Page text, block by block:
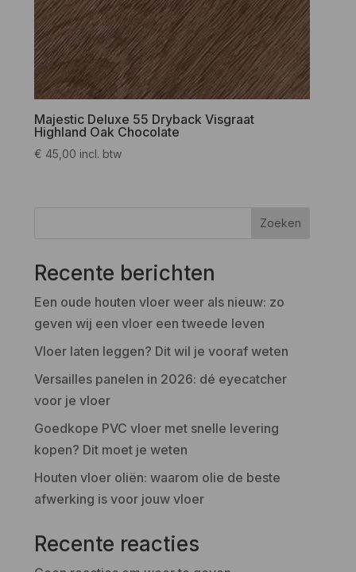
Majestic Deluxe 55 Dryback Visgraat
Highland Oak Chocolate
€ 45,00 incl. btw
Zoeken
Recente berichten
Een oude houten vloer weer als nieuw: zo
geven wij een vloer een tweede leven
Vloer laten leggen? Dit wil je vooraf weten
Versailles panelen in 2026: dé eyecatcher
voor je vloer
Goedkope PVC vloer met snelle levering
kopen? Dit moet je weten
Houten vloer oliën: waarom olie de beste
afwerking is voor jouw vloer
Recente reacties